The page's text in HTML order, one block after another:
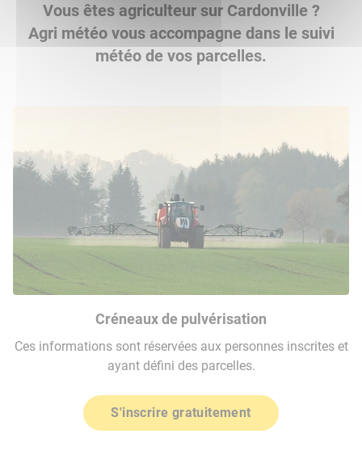
Vous êtes agriculteur sur Cardonville ?
Agri météo vous accompagne dans le suivi
météo de vos parcelles.
Créneaux de pulvérisation
Ces informations sont réservées aux personnes inscrites et
ayant défini des parcelles.
S'inscrire gratuitement